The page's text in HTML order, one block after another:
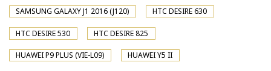
SAMSUNG GALAXY J1 2016 (J120) HTC DESIRE 630
HTC DESIRE 530 HTC DESIRE 825
HUAWEI P9 PLUS (VIE-L09) HUAWEI Y5 II